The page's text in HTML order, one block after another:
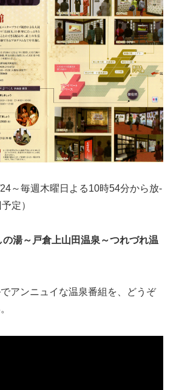
～毎週木曜日よる10時54分から放­
定）
湯～戸倉上山田温泉～つれづれ温
アンニュイな温泉番組を、どうぞ